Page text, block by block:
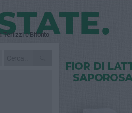
Terlizzi e Bitonto
macabro